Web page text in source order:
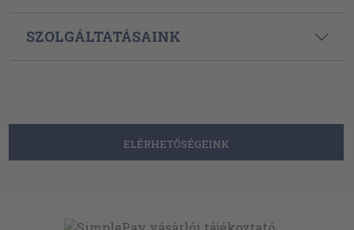
SZOLGÁLTATÁSAINK
ELÉRHETŐSÉGEINK